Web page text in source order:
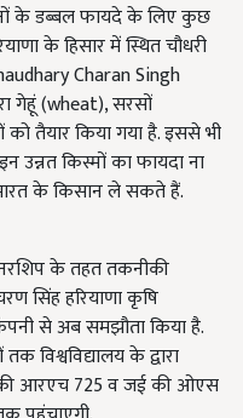
के डब्बल फायदे के लिए कुछ
के हिसार में स्थित चौधरी
Charan Singh
गेहूं (wheat), सरसों
तैयार किया गया है. इससे भी
उन्नत किस्मों का फायदा ना
के किसान ले सकते हैं.
के तहत तकनीकी
सिंह हरियाणा कृषि
कंपनी से अब समझौता किया है.
के द्वारा
आरएच 725 व जई की ओएस